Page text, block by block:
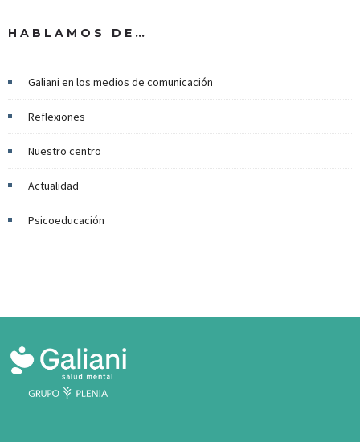
HABLAMOS DE…
Galiani en los medios de comunicación
Reflexiones
Nuestro centro
Actualidad
Psicoeducación